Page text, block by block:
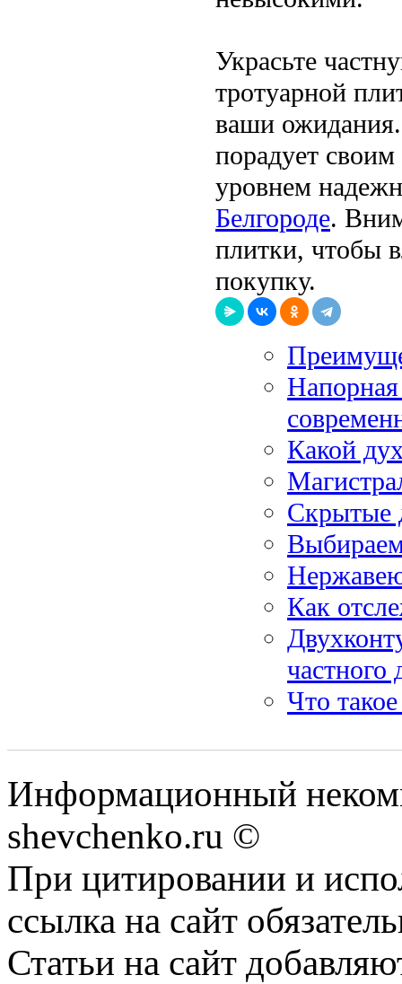
Украсьте
тротуарной
ваши
порадует
уровнем
Белгороде.
плитки, чтобы
покупку.
Какой
Скрытые
Как
частного
Что
Информационный
shevchenko.ru ©
При цитировании и
ссылка на сайт
Статьи на сайт